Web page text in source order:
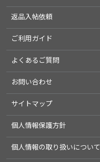
返品入帖依頼
ご利用ガイド
よくあるご質問
お問い合わせ
サイトマップ
個人情報保護方針
個人情報の取り扱いについて